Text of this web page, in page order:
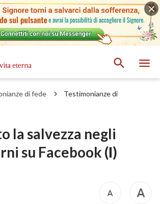
di fede
Testimonianze di
la salvezza negli
su Facebook (Ⅰ)